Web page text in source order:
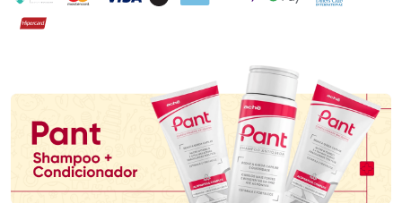
Hipercard
Promoção em Destaque